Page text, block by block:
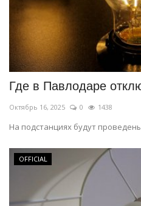
Где в Павлодаре
Октябрь 16, 2025 0 1438
На подстанциях будут
OFFICIAL